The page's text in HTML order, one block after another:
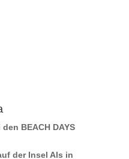
BEACH DAYS
der Insel Als in